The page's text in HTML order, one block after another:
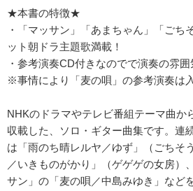
★本書の特徴★
・「マッサン」「あまちゃん」「ごち
ット朝ドラ主題歌満載！
・参考演奏CD付きなのでで演奏の雰囲
※事情により「麦の唄」の参考演奏は
NHKのドラマやテレビ番組テーマ曲か
収載した、ソロ・ギター曲集です。連
は「雨のち晴レルヤ／ゆず」（ごちそ
／いきものがかり」（ゲゲゲの女房）
サン」の「麦の唄／中島みゆき」など